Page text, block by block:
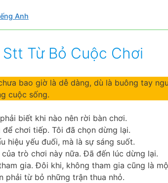
Anh
Stt Từ Bỏ Cuộc Chơi
bao giờ là dễ dàng, dù là buông tay
cuộc sống.
biết khi nào nên rời bàn chơi.
chơi tiếp. Tôi đã chọn dừng lại.
hiệu yếu đuối, mà là sự sáng suốt.
trò chơi này nữa. Đã đến lúc dừng lại.
gia. Đôi khi, không tham gia cũng là
phải từ bỏ những trận thua nhỏ.